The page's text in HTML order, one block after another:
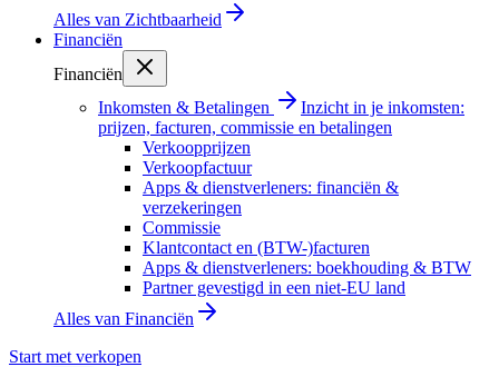
Alles van Zichtbaarheid
Financiën
Financiën
Inkomsten & Betalingen
Inzicht in je inkomsten:
prijzen, facturen, commissie en betalingen
Verkoopprijzen
Verkoopfactuur
Apps & dienstverleners: financiën &
verzekeringen
Commissie
Klantcontact en (BTW-)facturen
Apps & dienstverleners: boekhouding & BTW
Partner gevestigd in een niet-EU land
Alles van Financiën
Start met verkopen